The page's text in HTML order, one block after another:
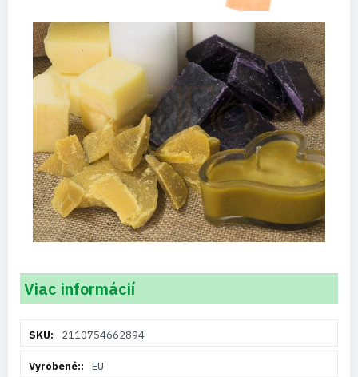
Viac informácií
informácií2110754662894
EU